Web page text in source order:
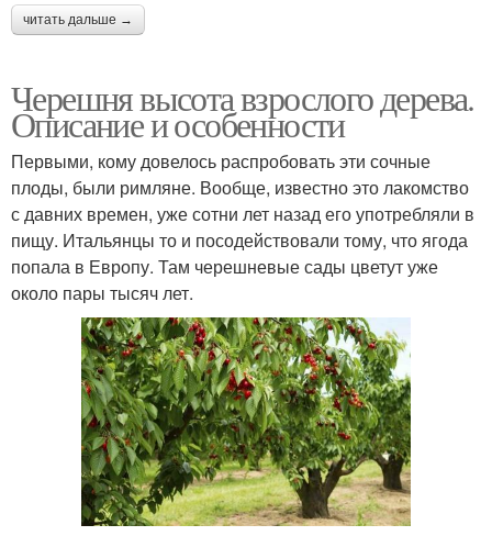
читать дальше →
Черешня высота взрослого дерева.
Описание и особенности
Первыми, кому довелось распробовать эти сочные
плоды, были римляне. Вообще, известно это лакомство
с давних времен, уже сотни лет назад его употребляли в
пищу. Итальянцы то и посодействовали тому, что ягода
попала в Европу. Там черешневые сады цветут уже
около пары тысяч лет.